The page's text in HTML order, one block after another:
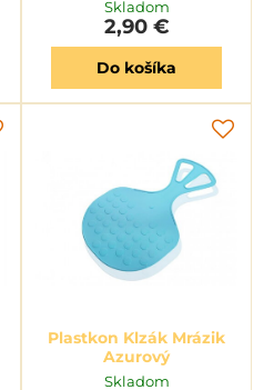
Skladom
2,90 €
Do košíka
Plastkon Klzák Mrázik
Azurový
Skladom